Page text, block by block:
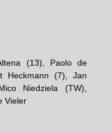
(13), Paolo de
Heckmann (7), Jan
Niedziela (TW),
Vieler